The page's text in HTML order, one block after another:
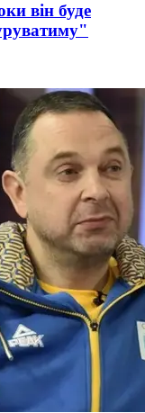
він буде